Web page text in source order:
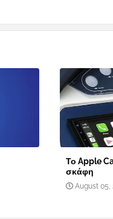
Το Apple
σκάφη
August 05,